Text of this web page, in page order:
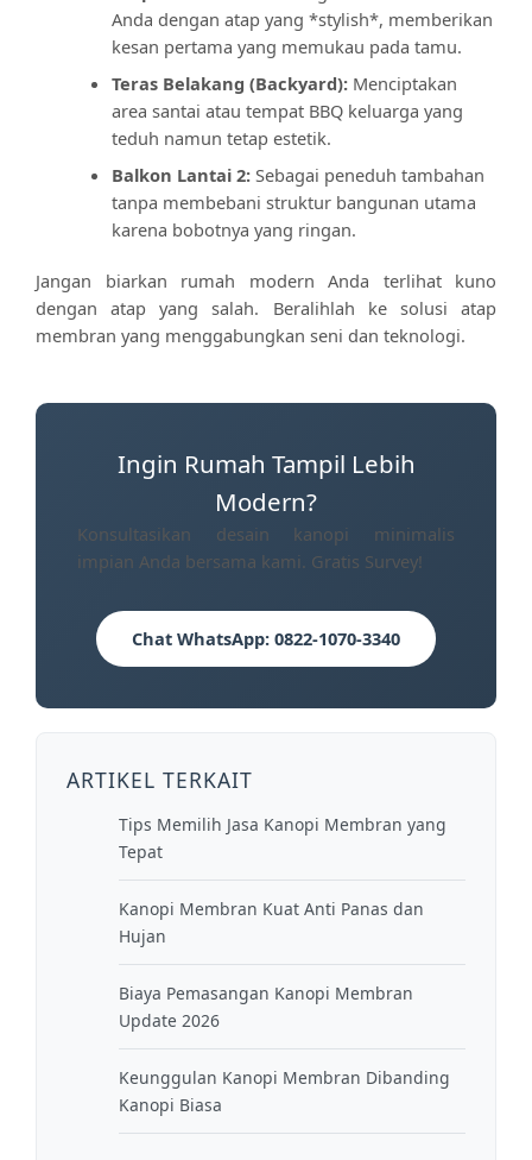
Anda dengan atap yang *stylish*, memberikan
kesan pertama yang memukau pada tamu.
Teras Belakang (Backyard):Menciptakan
area santai atau tempat BBQ keluarga yang
teduh namun tetap estetik.
Balkon Lantai 2:Sebagai peneduh tambahan
tanpa membebani struktur bangunan utama
karena bobotnya yang ringan.
Jangan biarkan rumah modern Anda terlihat kuno
dengan atap yang salah. Beralihlah ke solusi atap
membran yang menggabungkan seni dan teknologi.
Ingin Rumah Tampil Lebih
Modern?
Konsultasikan desain kanopi minimalis
impian Anda bersama kami. Gratis Survey!
Chat WhatsApp: 0822-1070-3340
ARTIKEL TERKAIT
Tips Memilih Jasa Kanopi Membran yang
Tepat
Kanopi Membran Kuat Anti Panas dan
Hujan
Biaya Pemasangan Kanopi Membran
Update 2026
Keunggulan Kanopi Membran Dibanding
Kanopi Biasa